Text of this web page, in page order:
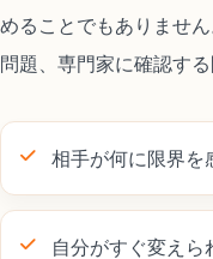
めることでもありませ
問題、専門家に確認す
相手が何に限界を
自分がすぐ変えら